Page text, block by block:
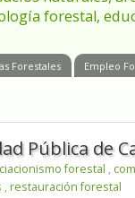
forestal,
Forestales Empleo
Pública de
forestal ,
, restauración forestal